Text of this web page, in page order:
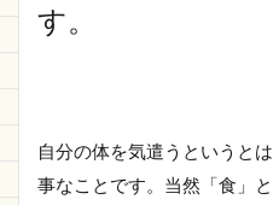
す。
自分の体を気遣うというと
事なことです。当然「食」